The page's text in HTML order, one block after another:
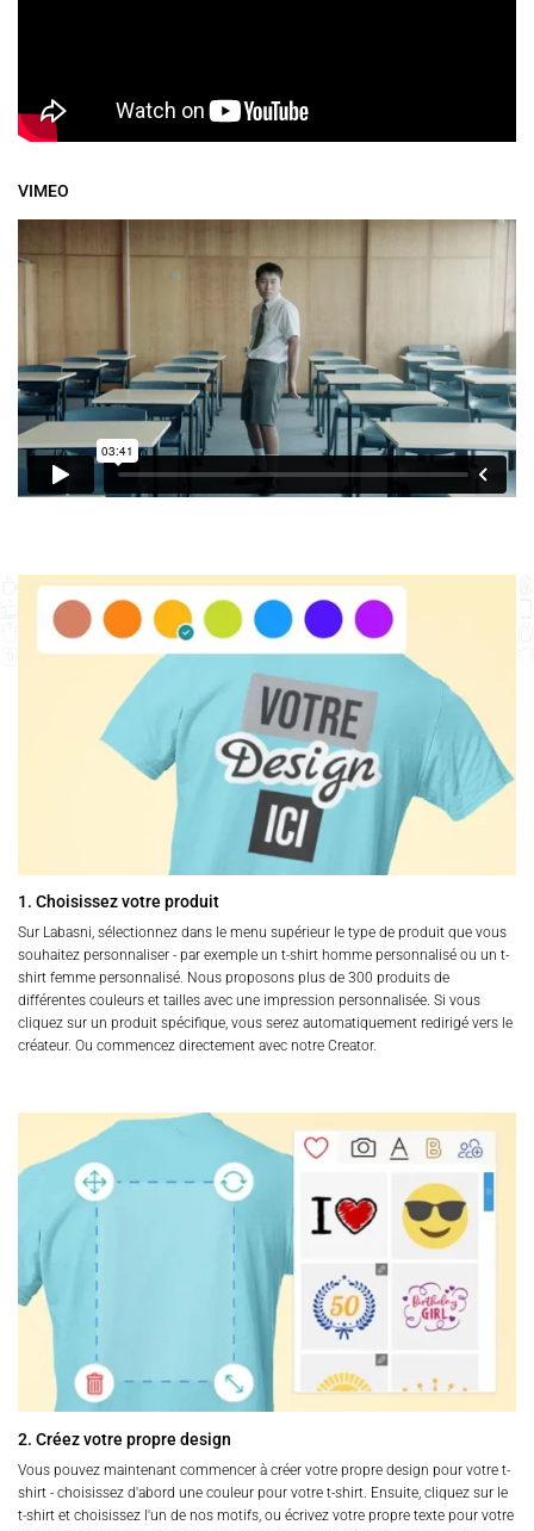
VIMEO
1. Choisissez votre produit
Sur Labasni, sélectionnez dans le menu supérieur le type de produit que vous
souhaitez personnaliser - par exemple un t-shirt homme personnalisé ou un t-
shirt femme personnalisé. Nous proposons plus de 300 produits de
différentes couleurs et tailles avec une impression personnalisée. Si vous
cliquez sur un produit spécifique, vous serez automatiquement redirigé vers le
créateur. Ou commencez directement avec notre Creator.
2. Créez votre propre design
Vous pouvez maintenant commencer à créer votre propre design pour votre t-
shirt - choisissez d'abord une couleur pour votre t-shirt. Ensuite, cliquez sur le
t-shirt et choisissez l'un de nos motifs, ou écrivez votre propre texte pour votre